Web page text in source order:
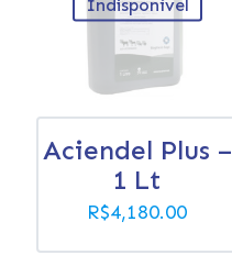
Indisponível
Aciendel Plus –
1 Lt
R$4,180.00